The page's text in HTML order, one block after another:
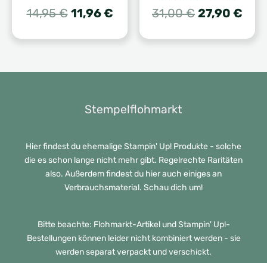
14,95€ Ursprünglicher
war:
11,96€Aktueller
ist:
31,00€
war:
27,90 €
ist:
Stempelflohmarkt
Hier findest du ehemalige Stampin' Up! Produkte - solche
die es schon lange nicht mehr gibt. Regelrechte Raritäten
also. Außerdem findest du hier auch einiges an
Verbrauchsmaterial. Schau dich um!
Bitte beachte: Flohmarkt-Artikel und Stampin' Up!-
Bestellungen können leider nicht kombiniert werden - sie
werden separat verpackt und verschickt.